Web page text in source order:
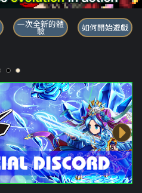
一次全新的體
驗 如何開始遊戲